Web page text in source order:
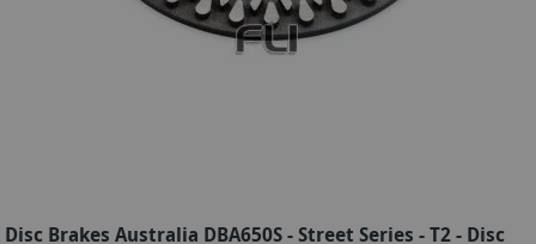
Disc Brakes Australia DBA650S - Street Series - T2 - Disc